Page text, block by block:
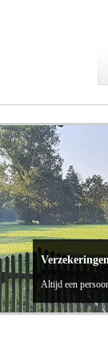
Altijd een